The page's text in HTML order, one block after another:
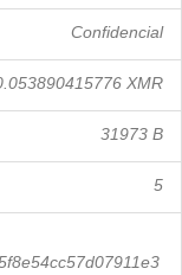
Confidencial
XMR
31973 B
5